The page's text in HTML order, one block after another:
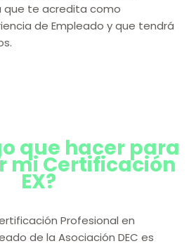
que te acredita como
de Empleado y que tendrá
que hacer para
mi Certificación
EX?
Profesional en
de la Asociación DEC es